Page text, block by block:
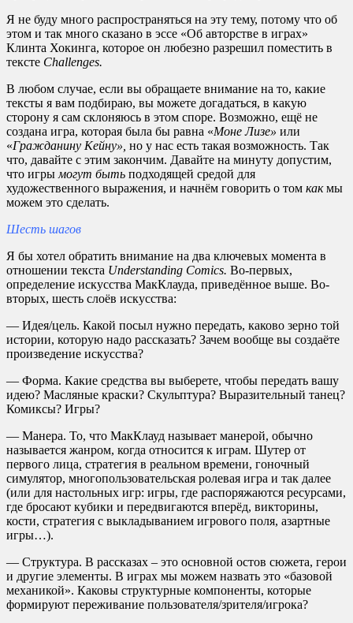
Я не буду много распространяться на эту тему, потому что об
этом и так много сказано в эссе «Об авторстве в играх»
Клинта Хокинга, которое он любезно разрешил поместить в
тексте Challenges.
В любом случае, если вы обращаете внимание на то, какие
тексты я вам подбираю, вы можете догадаться, в какую
сторону я сам склоняюсь в этом споре. Возможно, ещё не
создана игра, которая была бы равна «Моне Лизе» или
«Гражданину Кейну», но у нас есть такая возможность. Так
что, давайте с этим закончим. Давайте на минуту допустим,
что игры могут быть подходящей средой для
художественного выражения, и начнём говорить о том какмы
можем это сделать.
Шесть шагов
Я бы хотел обратить внимание на два ключевых момента в
отношении текста Understanding Comics. Во-первых,
определение искусства МакКлауда, приведённое выше. Во-
вторых, шесть слоёв искусства:
— Идея/цель. Какой посыл нужно передать, каково зерно той
истории, которую надо рассказать? Зачем вообще вы создаёте
произведение искусства?
— Форма. Какие средства вы выберете, чтобы передать вашу
идею? Масляные краски? Скульптура? Выразительный танец?
Комиксы? Игры?
— Манера. То, что МакКлауд называет манерой, обычно
называется жанром, когда относится к играм. Шутер от
первого лица, стратегия в реальном времени, гоночный
симулятор, многопользовательская ролевая игра и так далее
(или для настольных игр: игры, где распоряжаются ресурсами,
где бросают кубики и передвигаются вперёд, викторины,
кости, стратегия с выкладыванием игрового поля, азартные
игры…).
— Структура. В рассказах – это основной остов сюжета, герои
и другие элементы. В играх мы можем назвать это «базовой
механикой». Каковы структурные компоненты, которые
формируют переживание пользователя/зрителя/игрока?